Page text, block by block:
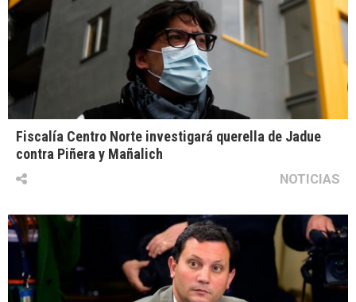
Fiscalía Centro Norte investigará querella de Jadue
contra Piñera y Mañalich
NOTICIAS